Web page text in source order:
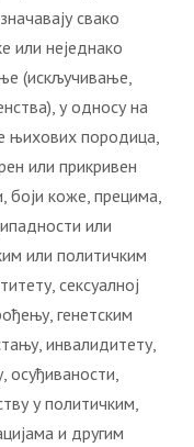
свако
или неједнако
(искључивање,
у односу на
њихових породица,
или прикривен
боји коже, прецима,
или
или политичким
сексуалној
генетским
инвалидитету,
осуђиваности,
у политичким,
и другим